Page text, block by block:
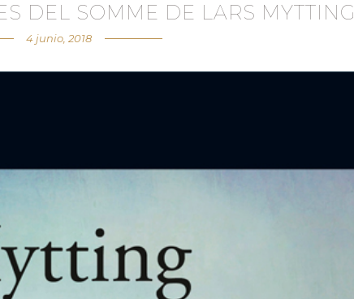
DEL SOMME DE LARS MYTTING
4 junio, 2018